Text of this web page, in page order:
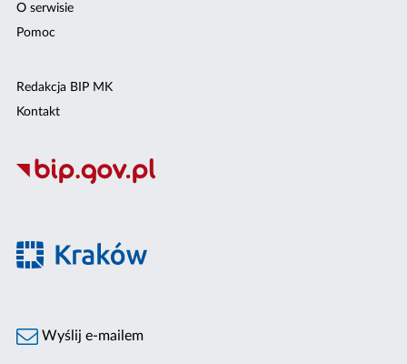
O serwisie
Pomoc
Redakcja BIP MK
Kontakt
Wyślij e-mailem